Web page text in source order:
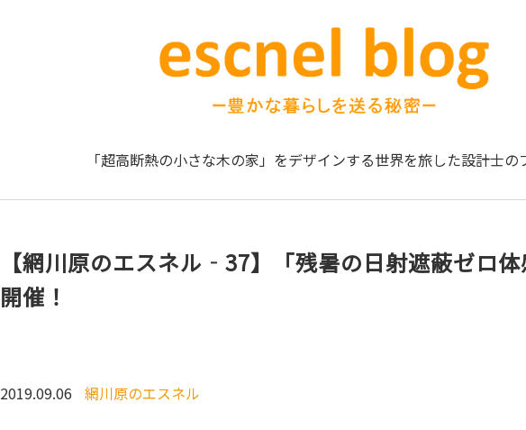
「超高断熱の小さな木の家」をデザインする世界を旅した設計士の
【網川原のエスネル‐37】「残暑の日射遮蔽ゼロ
開催！
2019.09.06 網川原のエスネル